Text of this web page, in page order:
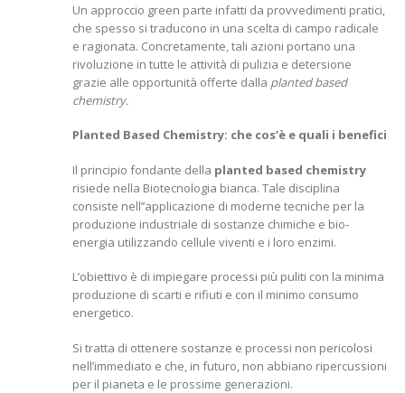
Un approccio green parte infatti da provvedimenti pratici,
che spesso si traducono in una scelta di campo radicale
e ragionata. Concretamente, tali azioni portano una
rivoluzione in tutte le attività di pulizia e detersione
grazie alle opportunità offerte dalla planted based
chemistry.
Planted Based Chemistry: che cos’è e quali i benefici
Il principio fondante della planted based chemistry
risiede nella Biotecnologia bianca. Tale disciplina
consiste nell’’applicazione di moderne tecniche per la
produzione industriale di sostanze chimiche e bio-
energia utilizzando cellule viventi e i loro enzimi.
L’obiettivo è di impiegare processi più puliti con la minima
produzione di scarti e rifiuti e con il minimo consumo
energetico.
Si tratta di ottenere sostanze e processi non pericolosi
nell’immediato e che, in futuro, non abbiano ripercussioni
per il pianeta e le prossime generazioni.